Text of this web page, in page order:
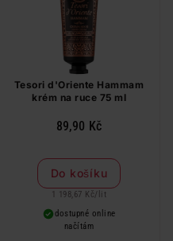
Tesori d'Oriente Hammam
krém na ruce 75 ml
89,90 Kč
Do košíku
1 198,67 Kč/ lit
dostupné online
načítám